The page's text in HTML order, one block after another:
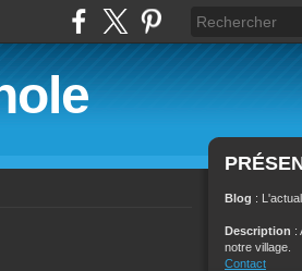
Blog :
Description :
notre village.
Contact